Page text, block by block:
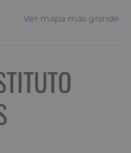
Ver mapa más grande